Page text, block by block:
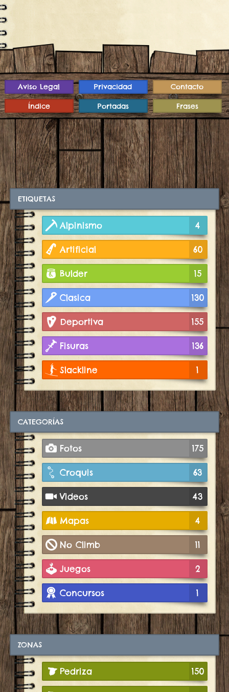
Contacto
Privacidad
Aviso Legal
Frases
Portadas
Índice
ETIQUETAS
Alpinismo 4
Artificial 60
Bulder 15
Clasica 130
Deportiva 155
Fisuras 136
Slackline 1
CATEGORÍAS
Fotos 175
Croquis 63
Videos 43
Mapas 4
No Climb 11
Juegos 2
Concursos 1
ZONAS
Pedriza 150